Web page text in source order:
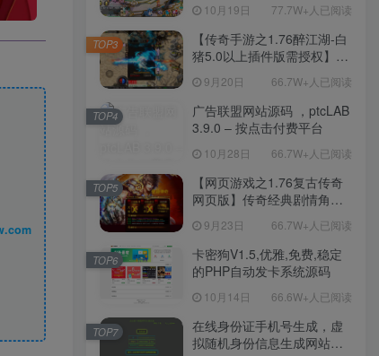
Linux服务端源码视频架设教
程-新版多功能GM网页后台
工具-安卓苹果IOS双端版
本！
10月19日 77.7W+人已阅读
【传奇手游之1.76醉江湖-白
猪5.0以上插件版需授权】三
手游-Win服务端源码视频架
设教程-新版GM多功能网页
授权物品后台-九层妖塔-法宠
系统-历练殿堂-尸家重地-GM
直冲网页后台-安卓苹果IOS
双端版本！
9月20日 66.7W+人已阅读
TOP3
广告联盟网站源码 ，ptcLAB
3.9.0 – 按点击付费平台
10月28日 66.7W+人已阅读
TOP4
【网页游戏之1.76复古传奇
网页版】传奇经典剧情角色
Win服务端源码视频架设教
程！
9月23日 66.7W+人已阅读
TOP5
卡密狗V1.5,优雅,免费,稳定
的PHP自动发卡系统源码
10月14日 66.6W+人已阅读
TOP6
在线身份证手机号生成，虚
拟随机身份信息生成网站源
TOP7